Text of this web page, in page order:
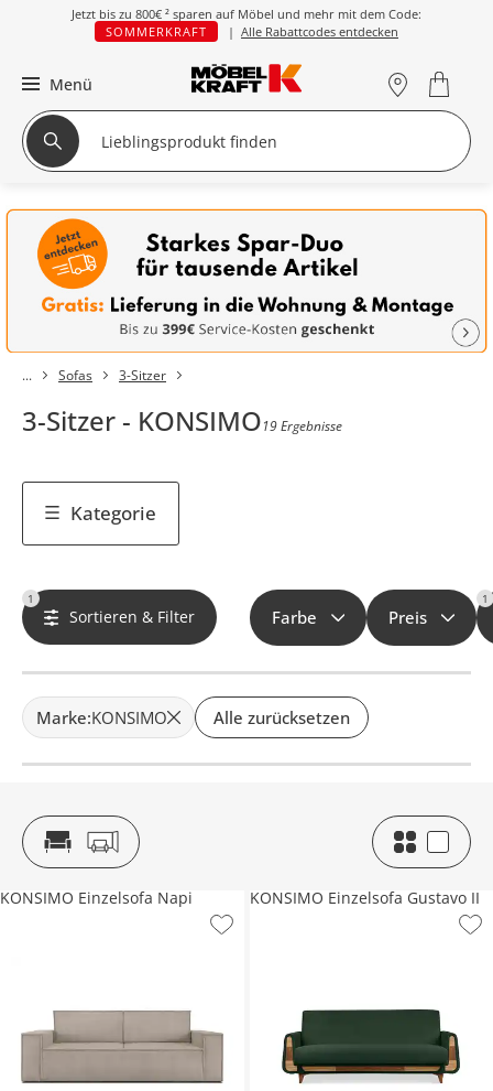
Jetzt bis zu 800€ ² sparen auf Möbel und mehr mit dem Code:
SOMMERKRAFT
| Alle Rabattcodes entdecken
Menü
Sofas 3-Sitzer
3-Sitzer - KONSIMO19 Ergebnisse
Kategorie
1
Sortieren & Filter Farbe Preis
1
Marke:KONSIMO Alle zurücksetzen
KONSIMO Einzelsofa Napi KONSIMO Einzelsofa Gustavo II